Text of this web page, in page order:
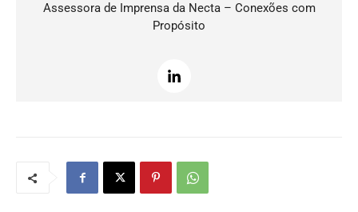
Assessora de Imprensa da Necta – Conexões com
Propósito